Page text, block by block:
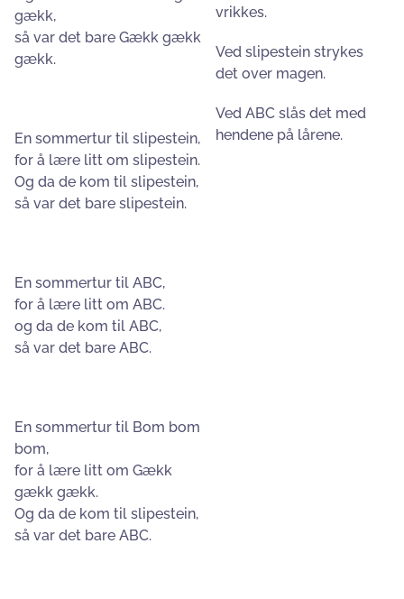
gækk,
så var det bare Gækk gækk
gækk.
En sommertur til slipestein,
for å lære litt om slipestein.
Og da de kom til slipestein,
så var det bare slipestein.
En sommertur til ABC,
for å lære litt om ABC.
og da de kom til ABC,
så var det bare ABC.
En sommertur til Bom bom
bom,
for å lære litt om Gækk
gækk gækk.
Og da de kom til slipestein,
så var det bare ABC.
vrikkes.
Ved slipestein strykes
det over magen.
Ved ABC slås det med
hendene på lårene.